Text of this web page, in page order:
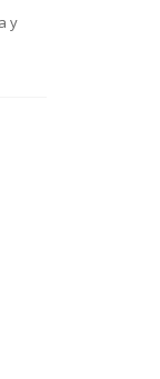
y